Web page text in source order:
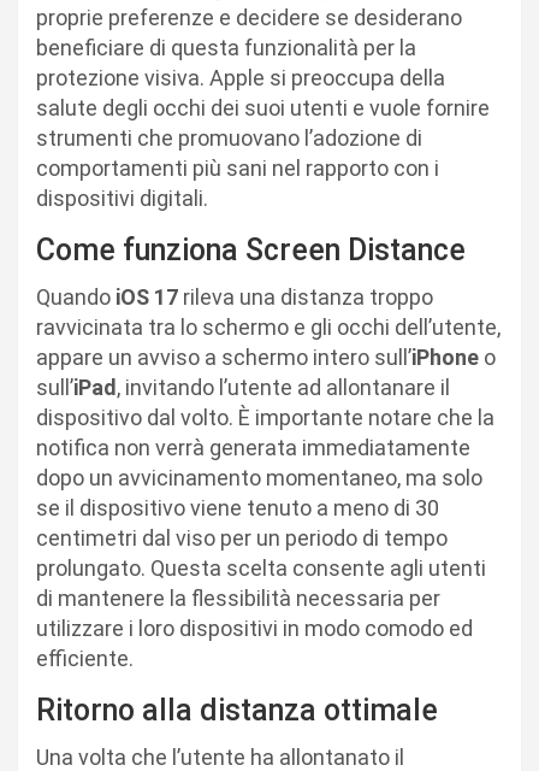
proprie preferenze e decidere se desiderano
beneficiare di questa funzionalità per la
protezione visiva. Apple si preoccupa della
salute degli occhi dei suoi utenti e vuole fornire
strumenti che promuovano l’adozione di
comportamenti più sani nel rapporto con i
dispositivi digitali.
Come funziona Screen Distance
Quando iOS 17 rileva una distanza troppo
ravvicinata tra lo schermo e gli occhi dell’utente,
appare un avviso a schermo intero sull’iPhone o
sull’iPad, invitando l’utente ad allontanare il
dispositivo dal volto. È importante notare che la
notifica non verrà generata immediatamente
dopo un avvicinamento momentaneo, ma solo
se il dispositivo viene tenuto a meno di 30
centimetri dal viso per un periodo di tempo
prolungato. Questa scelta consente agli utenti
di mantenere la flessibilità necessaria per
utilizzare i loro dispositivi in modo comodo ed
efficiente.
Ritorno alla distanza ottimale
Una volta che l’utente ha allontanato il